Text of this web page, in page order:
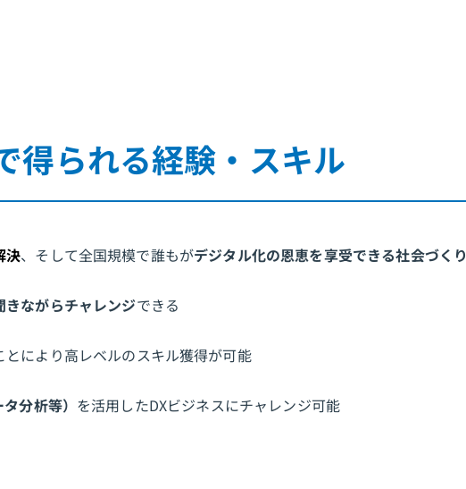
得られる経験・スキル
決、そして全国規模で誰もがデジタル化の恩恵を享受できる社会づくり
きながらチャレンジできる
とにより高レベルのスキル獲得が可能
分析等） を活用したDXビジネスにチャレンジ可能